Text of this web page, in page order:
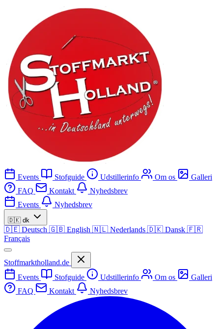
Events Stofguide Udstillerinfo Om os
Galleri
FAQ
Kontakt
Nyhedsbrev
Events
Nyhedsbrev
🇩🇰 dk
🇩🇪 Deutsch 🇬🇧 English 🇳🇱 Nederlands 🇩🇰 Dansk 🇫🇷
Français
Stoffmarktholland.de
Events
Stofguide Udstillerinfo Om os
Galleri
FAQ
Kontakt Nyhedsbrev